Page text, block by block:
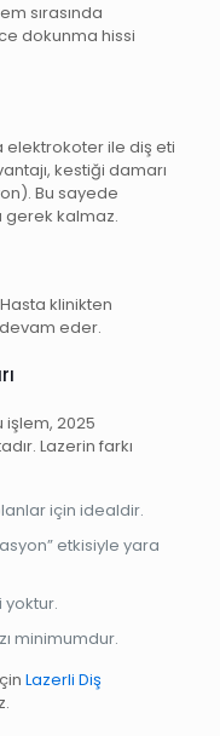
sırasında
dokunma hissi
elektrokoter ile diş eti
kestiği damarı
Bu sayede
gerek kalmaz.
klinikten
eder.
işlem, 2025
Lazerin farkı
için idealdir.
etkisiyle yara
yoktur.
minimumdur.
Lazerli Diş